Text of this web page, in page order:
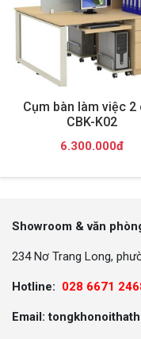
Cụm bàn làm việc 2
CBK-K02
6.300.000đ
Showroom & văn
234 Nơ Trang Long,
Hotline: 028 6671
Email: